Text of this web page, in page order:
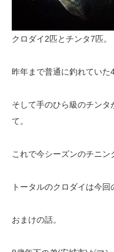
クロダイ2匹とチンタ7匹。
昨年まで普通に釣れていた
そして手のひら級のチン
て。
これで今シーズンのチニン
トータルのクロダイは今回
おまけの話。